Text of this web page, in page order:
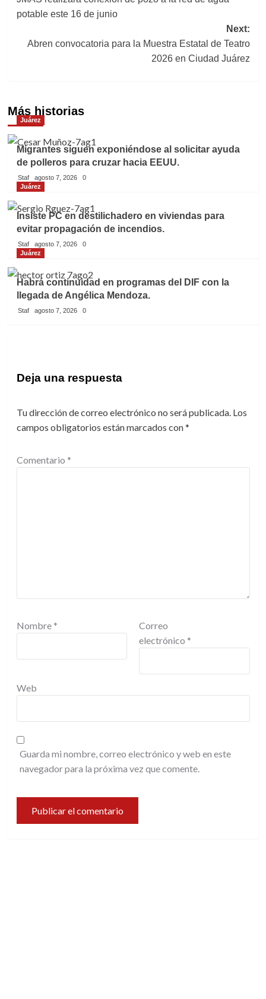
de
entradas
potable este 16 de junio
Next:
Abren convocatoria para la Muestra Estatal de Teatro
2026 en Ciudad Juárez
Más historias
Juárez
Migrantes siguen exponiéndose al solicitar ayuda
de polleros para cruzar hacia EEUU.
Staf agosto 7, 2026
0
Juárez
Insiste PC en destilichadero en viviendas para
evitar propagación de incendios.
Staf agosto 7, 2026
0
Juárez
Habrá continuidad en programas del DIF con la
llegada de Angélica Mendoza.
Staf agosto 7, 2026 0
Deja una respuesta
Tu dirección de correo electrónico no será publicada. Los
campos obligatorios están marcados con*
Comentario *
Nombre *
Correo
electrónico *
Web
Guarda mi nombre, correo electrónico y web en este
navegador para la próxima vez que comente.